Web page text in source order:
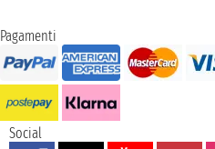
Pagamenti
Social